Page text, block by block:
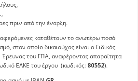
πριν από την έναρξη.
καταθέτουν το ανωτέρω ποσό
στον οποίο δικαιούχος είναι ο Ειδικός
Έρευνας του ΓΠΑ, αναφέροντας απαραίτητα
ΕΛΚΕ του έργου (κωδικός: 80552).